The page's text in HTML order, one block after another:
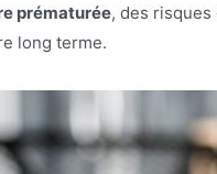
prématurée, des
long terme.